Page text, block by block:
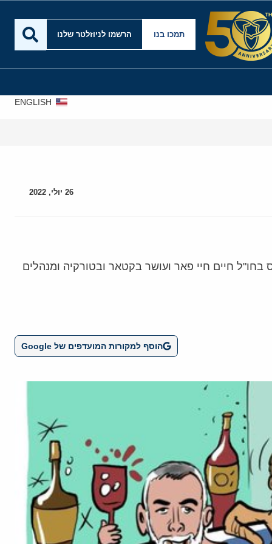
תמכו בנו הרשמו לניוזלטר שלנו
ENGLISH
26 יולי, 2022
חיים חיי פאר ועושר בקטאר ובטורקיה ומנהלים
הוסף למקורות המועדפים של Google